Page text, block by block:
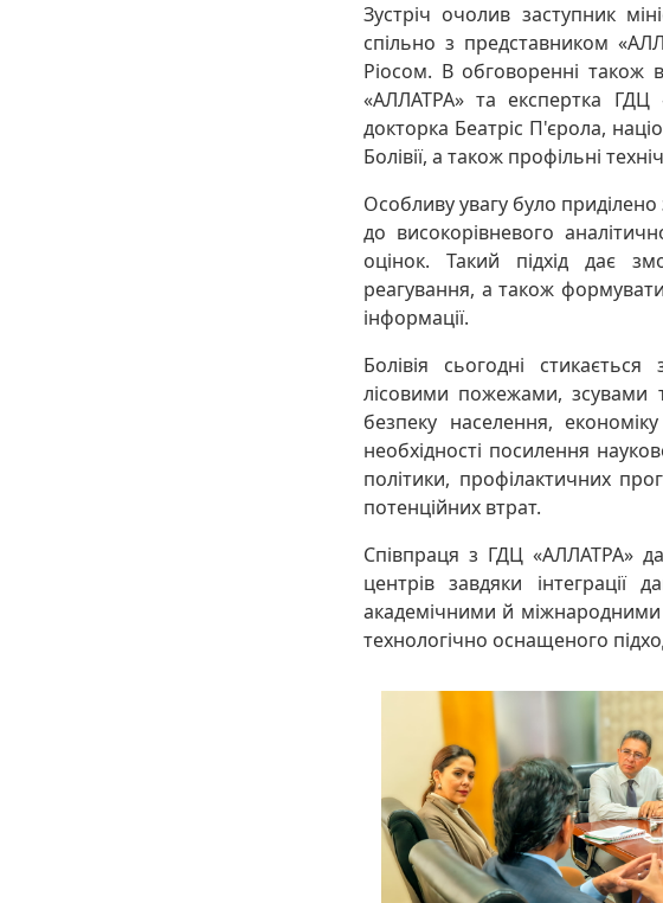
Зустріч очолив заступник
спільно з представником
Ріосом. В обговоренні також
«АЛЛАТРА» та експертка ГДЦ
докторка Беатріс П'єрола,
Болівії, а також профільні
Особливу увагу було
до високорівневого
оцінок. Такий підхід дає
реагування, а також формувати
інформації.
Болівія сьогодні
лісовими пожежами, зсувами
безпеку населення,
необхідності посилення
політики, профілактичних
потенційних втрат.
Співпраця з ГДЦ «АЛЛАТРА»
центрів завдяки інтеграції
академічними й міжнародними
технологічно оснащеного